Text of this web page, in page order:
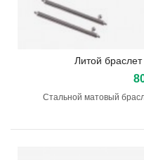
Литой
Стальной матовый